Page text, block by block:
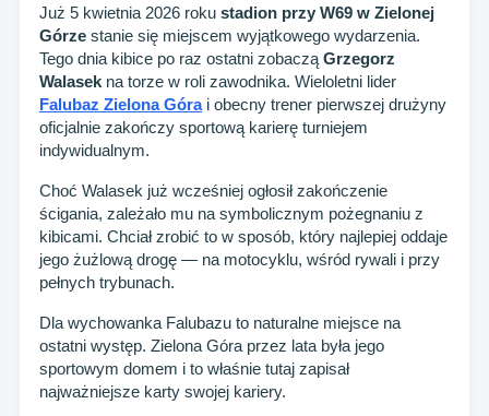
Już 5 kwietnia 2026 roku stadion przy W69 w Zielonej
Górze stanie się miejscem wyjątkowego wydarzenia.
Tego dnia kibice po raz ostatni zobaczą Grzegorz
Walasek na torze w roli zawodnika. Wieloletni lider
Falubaz Zielona Górai obecny trener pierwszej drużyny
oficjalnie zakończy sportową karierę turniejem
indywidualnym.
Choć Walasek już wcześniej ogłosił zakończenie
ścigania, zależało mu na symbolicznym pożegnaniu z
kibicami. Chciał zrobić to w sposób, który najlepiej oddaje
jego żużlową drogę — na motocyklu, wśród rywali i przy
pełnych trybunach.
Dla wychowanka Falubazu to naturalne miejsce na
ostatni występ. Zielona Góra przez lata była jego
sportowym domem i to właśnie tutaj zapisał
najważniejsze karty swojej kariery.